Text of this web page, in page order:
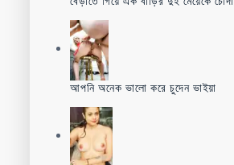
আপনি অনেক ভালো করে চুদেন ভাইয়া